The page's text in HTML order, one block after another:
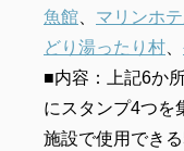
魚館
マリンホ
どり湯ったり村
■内容：上記6か
にスタンプ4つを
施設で使用でき